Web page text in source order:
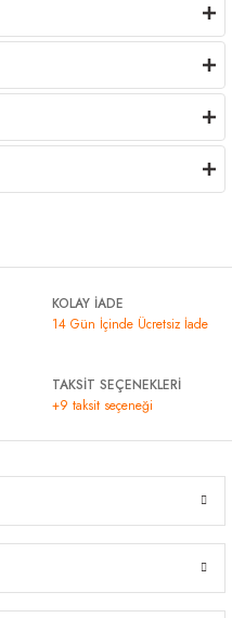
KOLAY İADE
14 Gün İçinde Ücretsiz İade
TAKSİT SEÇENEKLERİ
+9 taksit seçeneği